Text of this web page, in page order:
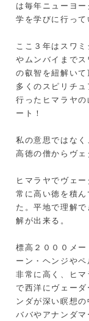
は毎年ニューヨ
学を学びに行って
ここ３年はスワ
やムンバイまで
の叡智を紐解い
多くのスピリチ
行ったヒマラヤ
ート！
私の意思ではな
高徳の僧からヴェ
ヒマラヤでヴェ
常に高い徳を積
た。平地で理解
解が出来る。
標高２０００メ
ーン・ヘンジや
非常に高く、ヒ
で西洋にヴェー
ンダが深い瞑想
ババやアナンダ